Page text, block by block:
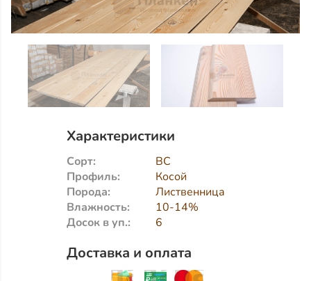
Характеристики
Сорт:
BC
Профиль:
Косой
Порода:
Лиственница
Влажность:
10-14%
Досок в уп.:
6
Доставка и оплата